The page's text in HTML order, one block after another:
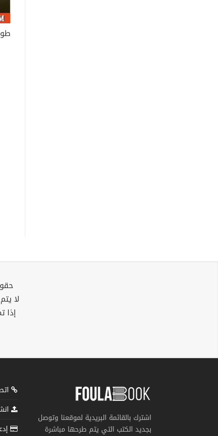
لا
إذا
اشترك بالقائمة البريدية لموقعنا وتوصل
بجديد الكتب التي يتم طرحها مباشرة